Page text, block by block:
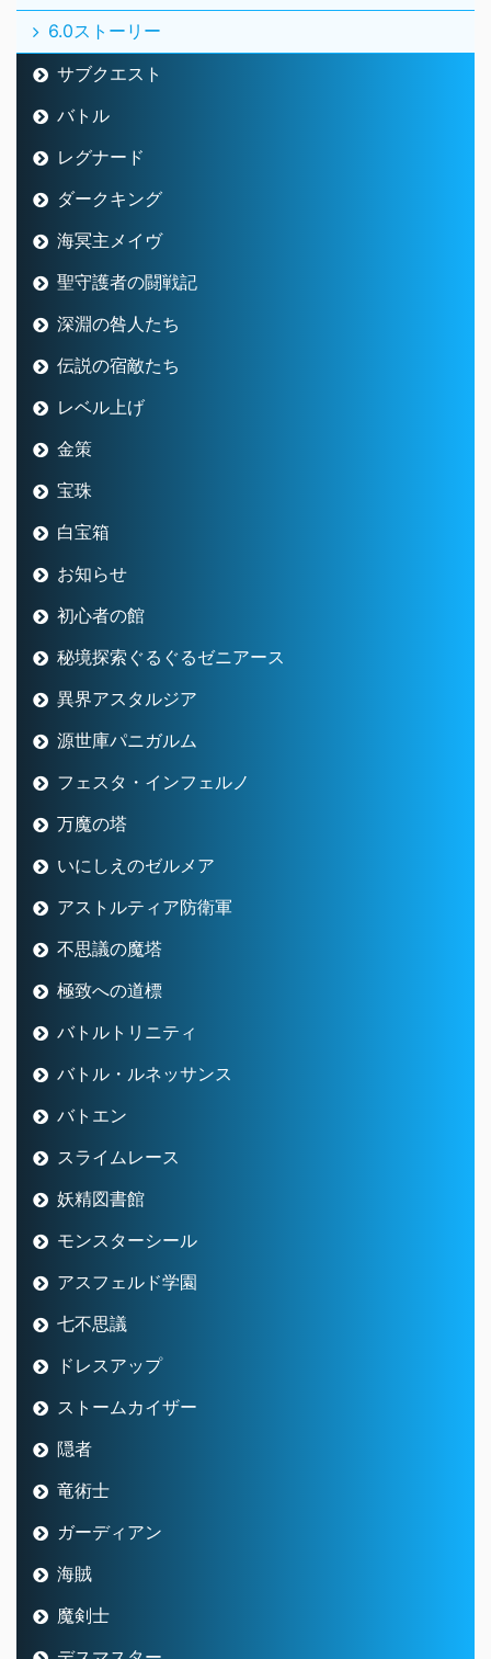
6.0ストーリー
サブクエスト
バトル
レグナード
ダークキング
海冥主メイヴ
聖守護者の闘戦記
深淵の咎人たち
伝説の宿敵たち
レベル上げ
金策
宝珠
白宝箱
お知らせ
初心者の館
秘境探索ぐるぐるゼニアース
異界アスタルジア
源世庫パニガルム
フェスタ・インフェルノ
万魔の塔
いにしえのゼルメア
アストルティア防衛軍
不思議の魔塔
極致への道標
バトルトリニティ
バトル・ルネッサンス
バトエン
スライムレース
妖精図書館
モンスターシール
アスフェルド学園
七不思議
ドレスアップ
ストームカイザー
隠者
竜術士
ガーディアン
海賊
魔剣士